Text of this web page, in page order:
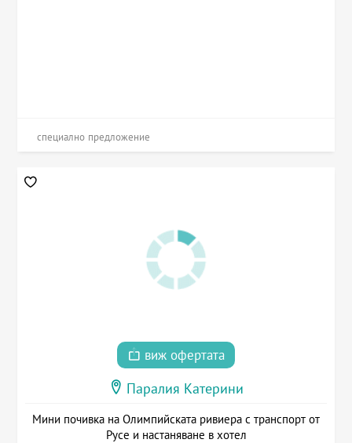
специално предложение
виж офертата
Паралия Катерини
Мини почивка на Олимпийската ривиера с транспорт от
Русе и настаняване в хотел